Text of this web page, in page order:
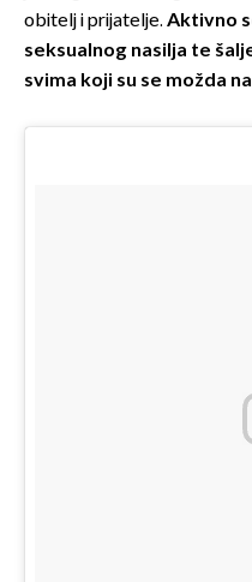
obitelj i prijatelje. Aktivno
seksualnog nasilja te
svima koji su se možda